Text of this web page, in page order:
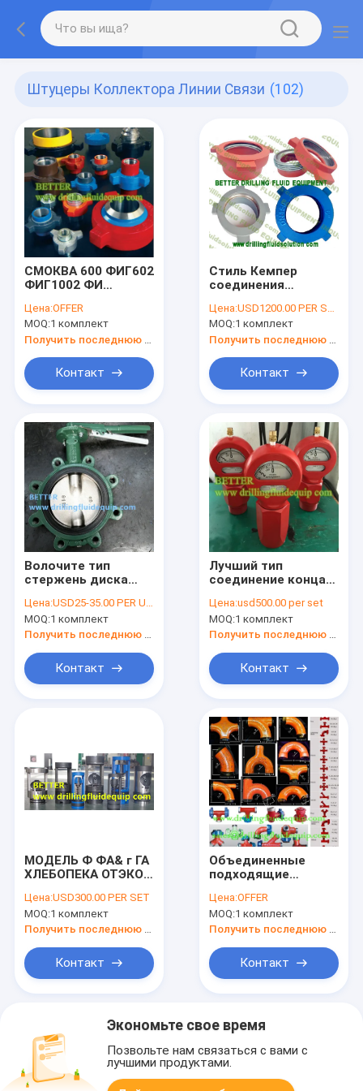
Штуцеры Коллектора Линии Связи (102)
СМОКВА 600 ФИГ602
ФИГ1002 ФИ
ФИГ400 ФИГ402
ФМК ВЭКО ФИГ50
ФИГ100 ФИГ200
ФИГ206 ФИГ207
Цена:OFFER
MOQ:1 комплект
Контакт
Стиль Кемпер
соединения
молотка
соединения танка
грязи
Цена:USD1200.00 PER SET
MOQ:1 комплект
Контакт
Волочите тип
стержень диска
клапан-бабочки НЭ-
я БФВ НЭ-к
КАМЕРОНА
клапан-бабочек
дуктильный
Цена:USD25-35.00 PER UNIT
MOQ:1 комплект
Контакт
Лучший тип
соединение конца
ОТЭКО манометра
грязи д газ
стандартной Валт
кислый
Цена:usd500.00 per set
MOQ:1 комплект
Контакт
МОДЕЛЬ Ф ФА& г ГА
ХЛЕБОПЕКА ОТЭКО
плавающего
клапана ДПФВ
бурильной трубы и
ремонта резины
комплекта для
Цена:USD300.00 PER SET
MOQ:1 комплект
Получить последнюю цену
Контакт
Объединенные
подходящие
напорной трубы
редуктора тройника
локтя кроссовера
Цена:OFFER
MOQ:1 комплект
Получить последнюю цену
Контакт
Экономьте свое время
Позвольте нам связаться с вами с
лучшими продуктами.